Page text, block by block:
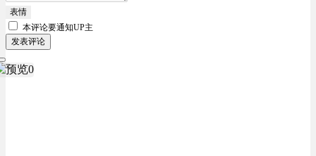
表情
本评论要通知UP主
发表评论